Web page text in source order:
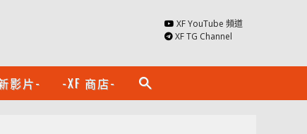
XF YouTube 頻道
XF TG Channel
影片- -XF 商店- search